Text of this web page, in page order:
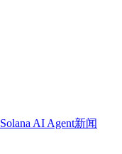
Solana AI Agent新闻